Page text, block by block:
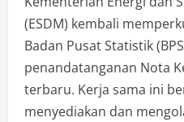
(ESDM) kembali
Badan Pusat Statistik
penandatanganan Nota
terbaru. Kerja sama ini
menyediakan dan